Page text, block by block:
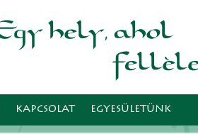
KAPCSOLAT EGYESÜLETÜNK